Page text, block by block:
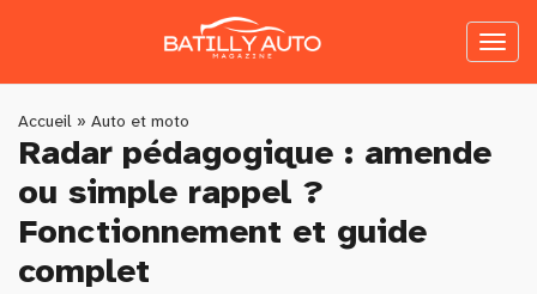
content
You
are
here
Accueil » Auto et moto
Radar pédagogique : amende
ou simple rappel ?
Fonctionnement et guide
complet